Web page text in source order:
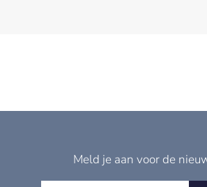
Meld je aan voor de